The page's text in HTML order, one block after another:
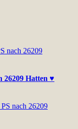
26209 Hatten ♥